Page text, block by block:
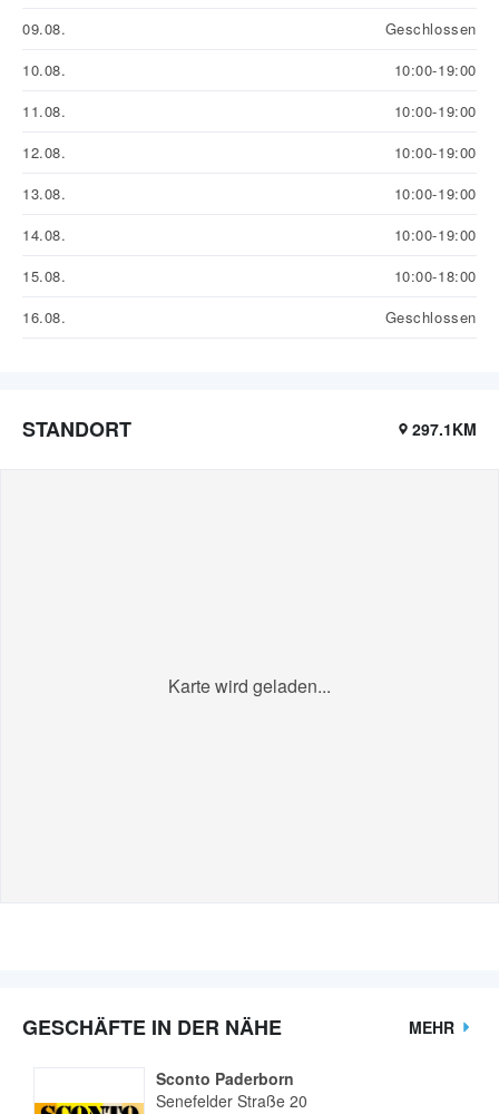
09.08.
Geschlossen
10.08.
10:00-19:00
11.08.
10:00-19:00
12.08.
10:00-19:00
13.08.
10:00-19:00
14.08.
10:00-19:00
15.08.
10:00-18:00
16.08.
Geschlossen
STANDORT 297.1KM
Karte wird geladen...
GESCHÄFTE IN DER NÄHE MEHR
Sconto Paderborn
Senefelder Straße 20